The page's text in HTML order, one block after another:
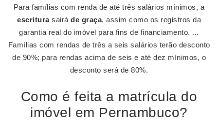
Para famílias com renda de até três salários mínimos, a
escriturasairá de graça, assim como os registros da
garantia real do imóvel para fins de financiamento. ...
Famílias com rendas de três a seis salários terão desconto
de 90%; para rendas acima de seis e até dez mínimos, o
desconto será de 80%.
Como é feita a matrícula do
imóvel em Pernambuco?